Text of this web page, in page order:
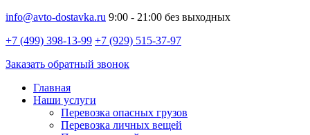
info@avto-dostavka.ru 9:00 - 21:00 без выходных
+7 (499) 398-13-99 +7 (929) 515-37-97
Заказать обратный звонок
Главная
Наши услуги
Перевозка опасных грузов
Перевозка личных вещей